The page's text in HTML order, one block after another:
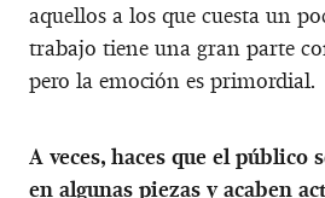
aquellos a los que cuesta un
trabajo tiene una gran parte
pero la emoción es primordial.
A veces, haces que el público
en algunas piezas y acaben